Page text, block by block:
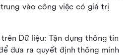
vào công việc có giá trị
Dữ liệu: Tận dụng thông tin
đưa ra quyết định thông minh